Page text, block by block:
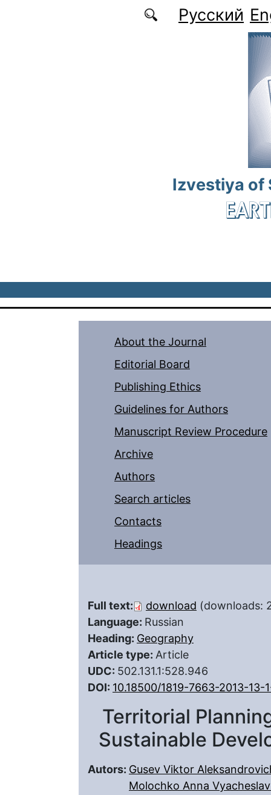
Русский
Izvestiya of
About the Journal
Editorial Board
Publishing Ethics
Guidelines for Authors
Manuscript Review Procedure
Archive
Authors
Search articles
Contacts
Headings
Full text: download (downloads:
Language: Russian
Heading: Geography
Article type: Article
UDC: 502.131.1:528.946
DOI: 10.18500/1819-7663-2013-13-
Territorial
Sustainable
Autors: Gusev Viktor
Molochko Anna